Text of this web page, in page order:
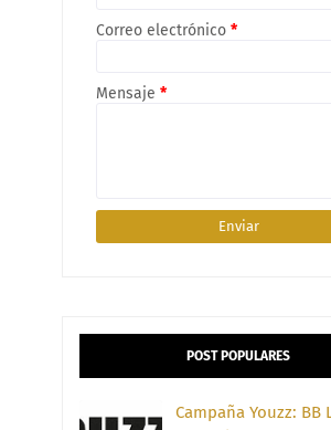
Correo electrónico *
Mensaje *
POST POPULARES
Campaña Youzz: BB